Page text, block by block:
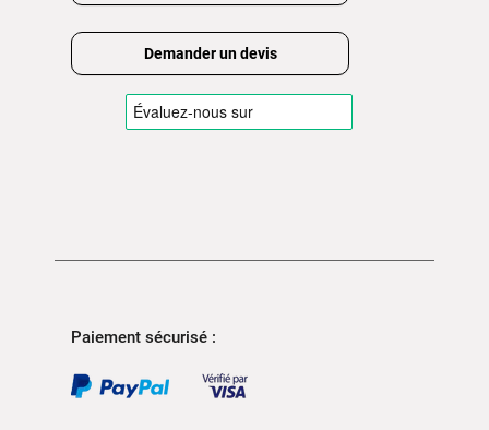
Demander un devis
Paiement sécurisé :